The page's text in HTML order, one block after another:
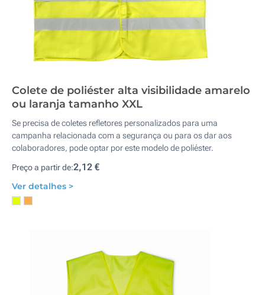
Colete de poliéster alta visibilidade amarelo
ou laranja tamanho XXL
Se precisa de coletes refletores personalizados para uma
campanha relacionada com a segurança ou para os dar aos
colaboradores, pode optar por este modelo de poliéster.
Preço a partir de:2,12 €
Ver detalhes >